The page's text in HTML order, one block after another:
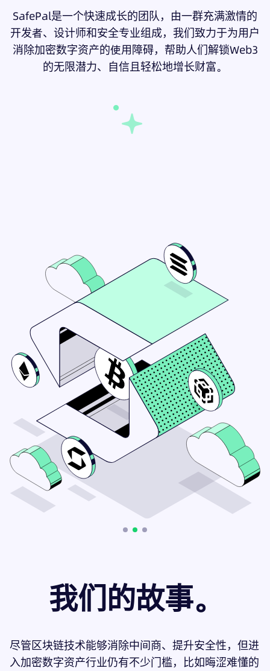
SafePal是一个快速成长的团队，由一群充满激情的
开发者、设计师和安全专业组成，我们致力于为用户
消除加密数字资产的使用障碍，帮助人们解锁Web3
的无限潜力、自信且轻松地增长财富。
我们的故事。
尽管区块链技术能够消除中间商、提升安全性，但进
入加密数字资产行业仍有不少门槛，比如晦涩难懂的